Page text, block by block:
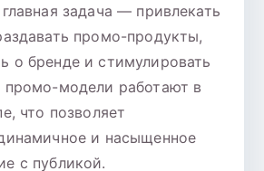
задача — привлекать
промо-продукты,
о бренде и стимулировать
модели работают в
что позволяет
и насыщенное
с публикой.